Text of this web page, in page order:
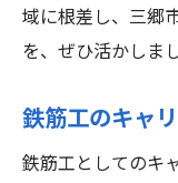
未経験か
地域での
三郷市
域に根差し、三郷
を、ぜひ活かしま
鉄筋工のキャ
鉄筋工としてのキ